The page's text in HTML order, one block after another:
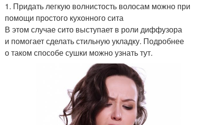
1. Придать легкую волнистость волосам можно при
помощи простого кухонного сита
В этом случае сито выступает в роли диффузора
и помогает сделать стильную укладку. Подробнее
о таком способе сушки можно узнать тут.